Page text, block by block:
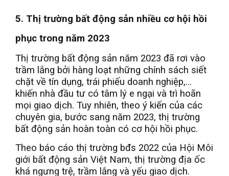
5. Thị trường bất động sản nhiều cơ hội hồi
phục trong năm 2023
Thị trường bất động sản năm 2023 đã rơi vào
trầm lắng bởi hàng loạt những chính sách siết
chặt về tín dụng, trái phiếu doanh nghiệp,…
khiến nhà đầu tư có tâm lý e ngại và trì hoãn
mọi giao dịch. Tuy nhiên, theo ý kiến của các
chuyên gia, bước sang năm 2023, thị trường
bất động sản hoàn toàn có cơ hội hồi phục.
Theo báo cáo thị trường bđs 2022 của Hội Môi
giới bất động sản Việt Nam, thị trường địa ốc
khá ngưng trệ, trầm lắng và yếu giao dịch.